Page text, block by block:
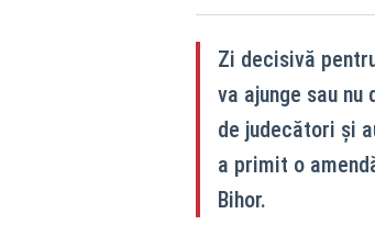
Zi decisivă
va ajunge sau
de judecători și
a primit o
Bihor.